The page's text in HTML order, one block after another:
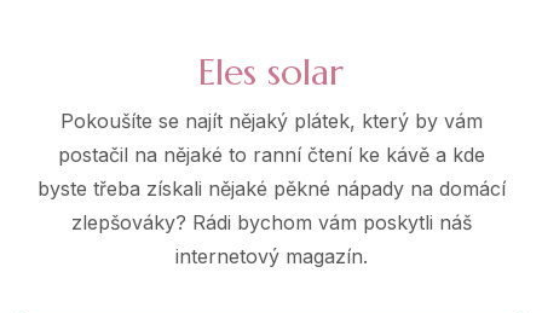
Eles solar
Pokoušíte se najít nějaký plátek, který by vám
postačil na nějaké to ranní čtení ke kávě a kde
byste třeba získali nějaké pěkné nápady na domácí
zlepšováky? Rádi bychom vám poskytli náš
internetový magazín.